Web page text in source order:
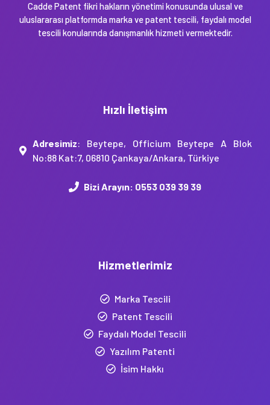
Cadde Patent fikri hakların yönetimi konusunda ulusal ve
uluslararası platformda marka ve patent tescili, faydalı model
tescili konularında danışmanlık hizmeti vermektedir.
Hızlı İletişim
Adresimiz: Beytepe, Officium Beytepe A Blok
No:88 Kat:7, 06810 Çankaya/Ankara, Türkiye
Bizi Arayın: 0553 039 39 39
Hizmetlerimiz
Marka Tescili
Patent Tescili
Faydalı Model Tescili
Yazılım Patenti
İsim Hakkı